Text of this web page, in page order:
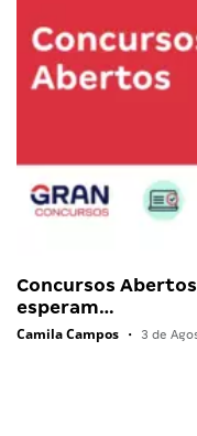
Concursos
esperam…
Camila Campos • 3 de